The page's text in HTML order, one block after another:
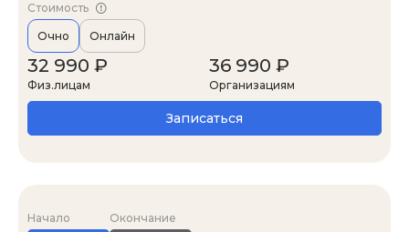
Стоимость
Очно Онлайн
32 990 ₽
Физ.лицам
36 990 ₽
Организациям
Записаться
Начало
Окончание